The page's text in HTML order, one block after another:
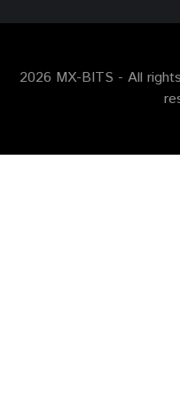
2026 MX-BITS - All